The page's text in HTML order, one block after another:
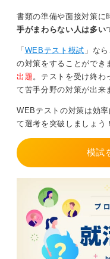
書類の準備や面接対策に
手がまわらない人は多い
「 WEBテスト模試 」な
の対策をすることができ
出題。テストを受け終わ
て苦手分野の対策が出来
WEBテストの対策は効
て選考を突破しましょう！
模試